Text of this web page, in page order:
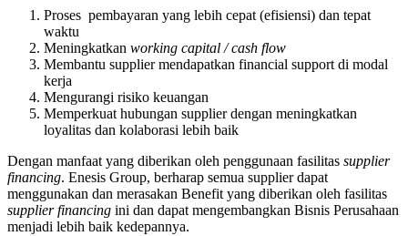
Proses pembayaran yang lebih cepat (efisiensi) dan tepat
waktu
Meningkatkan working capital / cash flow
Membantu supplier mendapatkan financial support di modal
kerja
Mengurangi risiko keuangan
Memperkuat hubungan supplier dengan meningkatkan
loyalitas dan kolaborasi lebih baik
Dengan manfaat yang diberikan oleh penggunaan fasilitas supplier
financing. Enesis Group, berharap semua supplier dapat
menggunakan dan merasakan Benefit yang diberikan oleh fasilitas
supplier financing ini dan dapat mengembangkan Bisnis Perusahaan
menjadi lebih baik kedepannya.